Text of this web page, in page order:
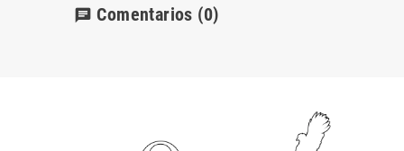
chat Comentarios (0)